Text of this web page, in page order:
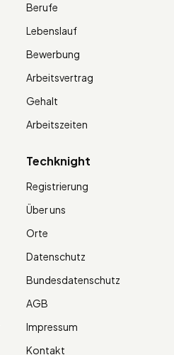
Berufe
Lebenslauf
Bewerbung
Arbeitsvertrag
Gehalt
Arbeitszeiten
Techknight
Registrierung
Über uns
Orte
Datenschutz
Bundesdatenschutz
AGB
Impressum
Kontakt